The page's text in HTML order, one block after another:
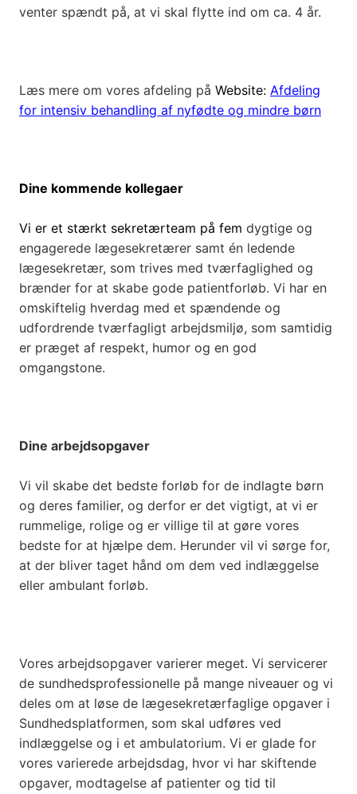
venter spændt på, at vi skal flytte ind om ca. 4 år.
Læs mere om vores afdeling på Website: Afdeling
for intensiv behandling af nyfødte og mindre børn
Dine kommende kollegaer
Vi er et stærkt sekretærteam på fem dygtige og
engagerede lægesekretærer samt én ledende
lægesekretær, som trives med tværfaglighed og
brænder for at skabe gode patientforløb. Vi har en
omskiftelig hverdag med et spændende og
udfordrende tværfagligt arbejdsmiljø, som samtidig
er præget af respekt, humor og en god
omgangstone.
Dine arbejdsopgaver
Vi vil skabe det bedste forløb for de indlagte børn
og deres familier, og derfor er det vigtigt, at vi er
rummelige, rolige og er villige til at gøre vores
bedste for at hjælpe dem. Herunder vil vi sørge for,
at der bliver taget hånd om dem ved indlæggelse
eller ambulant forløb.
Vores arbejdsopgaver varierer meget. Vi servicerer
de sundhedsprofessionelle på mange niveauer og vi
deles om at løse de lægesekretærfaglige opgaver i
Sundhedsplatformen, som skal udføres ved
indlæggelse og i et ambulatorium. Vi er glade for
vores varierede arbejdsdag, hvor vi har skiftende
opgaver, modtagelse af patienter og tid til